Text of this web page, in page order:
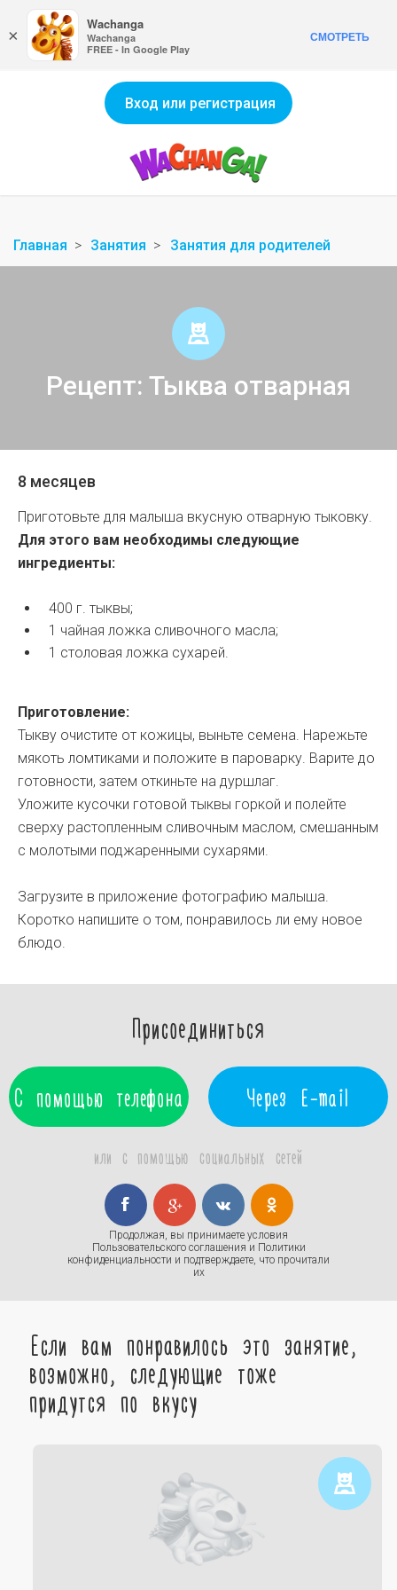
Вход или регистрация
Главная Занятия Занятия для родителей
Рецепт: Тыква отварная
8 месяцев
Приготовьте для малыша вкусную отварную тыковку.
Для этого вам необходимы следующие
ингредиенты:
400 г. тыквы;
1 чайная ложка сливочного масла;
1 столовая ложка сухарей.
Приготовление:
Тыкву очистите от кожицы, выньте семена. Нарежьте
мякоть ломтиками и положите в пароварку. Варите до
готовности, затем откиньте на дуршлаг.
Уложите кусочки готовой тыквы горкой и полейте
сверху растопленным сливочным маслом, смешанным
с молотыми поджаренными сухарями.
Загрузите в приложение фотографию малыша.
Коротко напишите о том, понравилось ли ему новое
блюдо.
Присоединиться
С помощью телефона Через E-mail
или с помощью социальных сетей
Продолжая, вы принимаете условия
Пользовательского соглашения и Политики
конфиденциальности и подтверждаете, что прочитали
их
Если вам понравилось это занятие,
возможно, следующие тоже
придутся по вкусу
×
Wachanga
Wachanga
FREE - In Google Play
СМОТРЕТЬ